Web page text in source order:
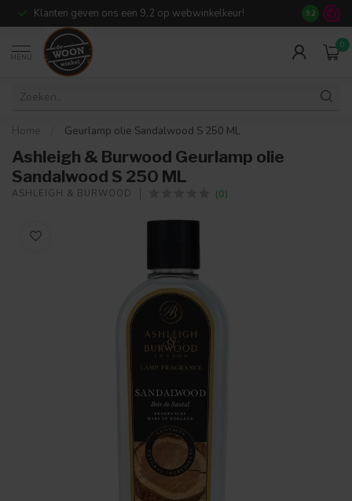
Klanten geven ons een 9,2 op webwinkelkeur! Meer dan
9.2
MENU
0
Home Geurlamp olie Sandalwood S 250 ML
Ashleigh & Burwood Geurlamp olie
Sandalwood S 250 ML
ASHLEIGH & BURWOOD (0)